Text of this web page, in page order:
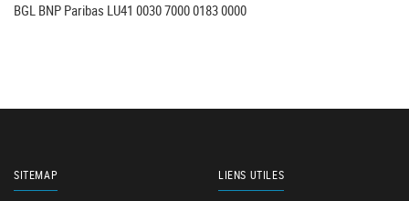
BGL BNP Paribas LU41 0030 7000 0183 0000
SITEMAP LIENS UTILES